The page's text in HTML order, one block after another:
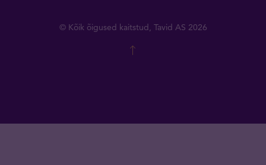
© Kõik õigused kaitstud, Tavid AS 2026